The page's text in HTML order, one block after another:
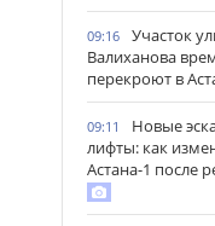
09:16
Участок
Валиханова
перекроют в
09:11
Новые
лифты: как
Астана-1 после